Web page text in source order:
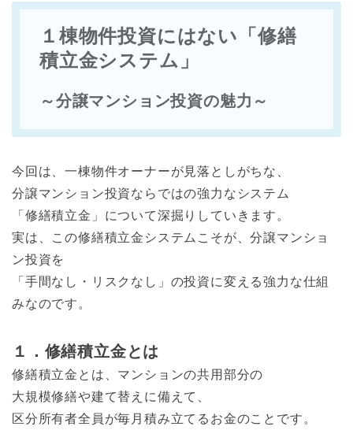
１棟物件投資にはない「修繕
積立金システム」
～分譲マンション投資の魅力～
今回は、一棟物件オーナーが見落としがちな、
分譲マンション投資ならではの強力なシステム
「修繕積立金」について深掘りしていきます。
実は、この修繕積立金システムこそが、分譲マンショ
ン投資を
「手間なし・リスクなし」の投資に変える強力な仕組
みなのです。
１．修繕積立金とは
修繕積立金とは、マンションの共用部分の
大規模修繕や建て替えに備えて、
区分所有者全員が毎月積み立てるお金のことです。